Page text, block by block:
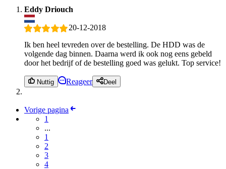
Eddy Driouch
20-12-2018
Ik ben heel tevreden over de bestelling. De HDD was de
volgende dag binnen. Daarna werd ik ook nog eens gebeld
door het bedrijf of de bestelling goed was gelukt. Top service!
Nuttig Reageer Deel
Vorige pagina
1
...
1
2
3
4